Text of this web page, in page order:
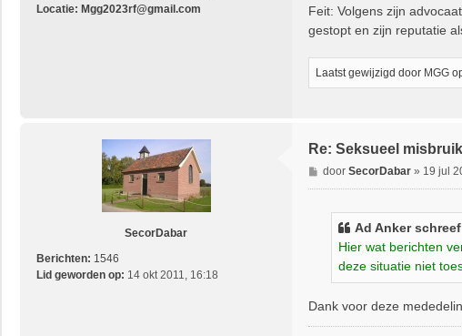
Locatie: Mgg2023rf@gmail.com
c
Feit: Volgens zijn
gestopt en zijn reputatie
Laatst gewijzigd door MGG
SecorDabar
Berichten: 1546
Lid geworden op: 14 okt 2011, 16:18
Re: Seksueel misbruik
B
e
door SecorDabar» 19 jul
Ad Anker
Hier wat berichten
deze situatie niet
Dank voor deze